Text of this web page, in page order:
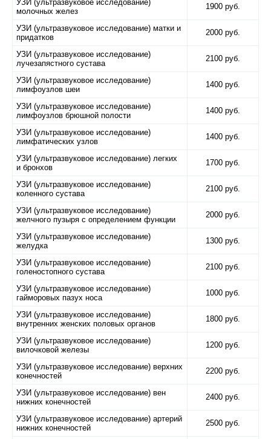
УЗИ (ультразвуковое исследование)
молочных желез
1900 руб.
УЗИ (ультразвуковое исследование) матки и
придатков
2000 руб.
УЗИ (ультразвуковое исследование)
лучезапястного сустава
2100 руб.
УЗИ (ультразвуковое исследование)
лимфоузлов шеи
1400 руб.
УЗИ (ультразвуковое исследование)
лимфоузлов брюшной полости
1400 руб.
УЗИ (ультразвуковое исследование)
лимфатических узлов
1400 руб.
УЗИ (ультразвуковое исследование) легких
и бронхов
1700 руб.
УЗИ (ультразвуковое исследование)
коленного сустава
2100 руб.
УЗИ (ультразвуковое исследование)
желчного пузыря с определением функции
2000 руб.
УЗИ (ультразвуковое исследование)
желудка
1300 руб.
УЗИ (ультразвуковое исследование)
голеностопного сустава
2100 руб.
УЗИ (ультразвуковое исследование)
гайморовых пазух носа
1000 руб.
УЗИ (ультразвуковое исследование)
внутренних женских половых органов
1800 руб.
УЗИ (ультразвуковое исследование)
вилочковой железы
1200 руб.
УЗИ (ультразвуковое исследование) верхних
конечностей
2200 руб.
УЗИ (ультразвуковое исследование) вен
нижних конечностей
2400 руб.
УЗИ (ультразвуковое исследование) артерий
нижних конечностей
2500 руб.